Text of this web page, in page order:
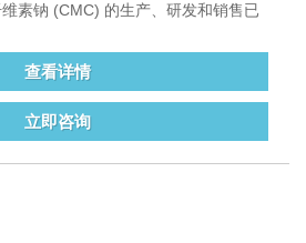
素钠 (CMC) 的生产、研发和销售已
查看详情
立即咨询